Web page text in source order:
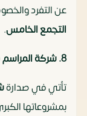
عن التفرد
التجمع الخامس.
8. شركة المراسم (
تأتي في صدارة
بمشروعاتها